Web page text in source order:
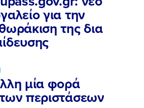
για την
της δια
μία φορά
περιστάσεων